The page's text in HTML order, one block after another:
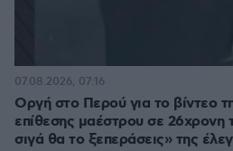
Οργή στο Περού για το βίντεο
επίθεσης μαέστρου σε 26χρονη
σιγά θα το ξεπεράσεις» της
07.08.2026, 07:16